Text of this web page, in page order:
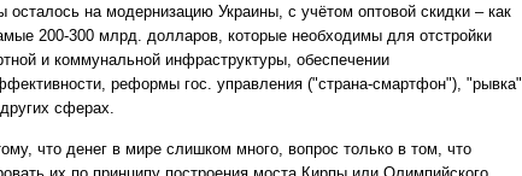
осталось на модернизацию Украины, с учётом оптовой скидки – как
200-300 млрд. долларов, которые необходимы для отстройки
и коммунальной инфраструктуры, обеспечении
реформы гос. управления ("страна-смартфон"), "рывка"
сферах.
что денег в мире слишком много, вопрос только в том, что